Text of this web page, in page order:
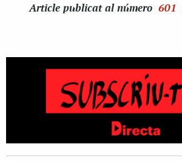
Article publicat al número 601